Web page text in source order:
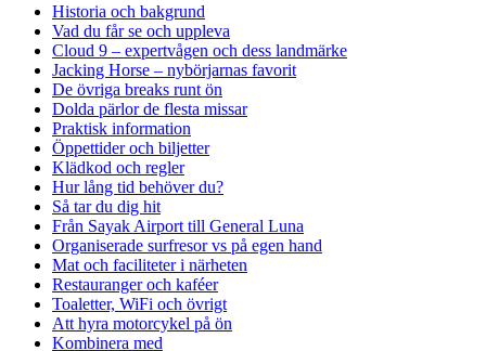
Historia och bakgrund
Vad du får se och uppleva
Cloud 9 – expertvågen och dess landmärke
Jacking Horse – nybörjarnas favorit
De övriga breaks runt ön
Dolda pärlor de flesta missar
Praktisk information
Öppettider och biljetter
Klädkod och regler
Hur lång tid behöver du?
Så tar du dig hit
Från Sayak Airport till General Luna
Organiserade surfresor vs på egen hand
Mat och faciliteter i närheten
Restauranger och kaféer
Toaletter, WiFi och övrigt
Att hyra motorcykel på ön
Kombinera med